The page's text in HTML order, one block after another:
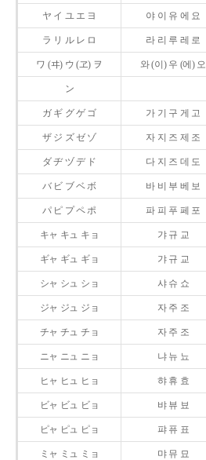
ヤ イ ユ エ ヨ 야 이 유 에 요
ラ リ ル レ ロ 라 리 루 레 로
ワ (ヰ) ウ (ヱ) ヲ 와 (이) 우 (에) 오
ン
ガ ギ グ ゲ ゴ 가 기 구 게 고
ザ ジ ズ ゼ ゾ 자 지 즈 제 조
ダ ヂ ヅ デ ド 다 지 즈 데 도
バ ビ ブ ベ ボ 바 비 부 베 보
パ ピ プ ペ ポ 파 피 푸 페 포
キャ キュ キョ 갸 규 교
ギャ ギュ ギョ 갸 규 교
シャ シュ ショ 샤 슈 쇼
ジャ ジュ ジョ 자 주 조
チャ チュ チョ 자 주 조
ニャ ニュ ニョ 냐 뉴 뇨
ヒャ ヒュ ヒョ 햐 휴 효
ビャ ビュ ビョ 뱌 뷰 뵤
ピャ ピュ ピョ 퍄 퓨 표
ミャ ミュ ミョ 먀 뮤 묘